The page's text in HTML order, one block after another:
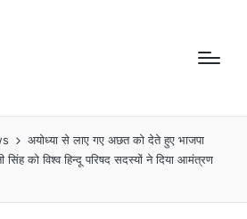
अयोध्या से लाए गए अछत को देते हुए भाजपा
सिंह को विश्व हिन्दू परिषद सदस्यों ने दिया आमंत्रण